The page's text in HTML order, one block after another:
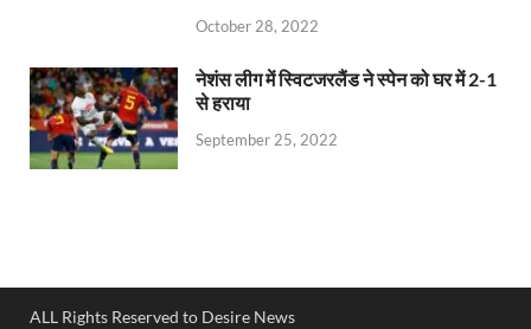
October 28, 2022
नेशंस लीग में स्विटजरलैंड ने स्पेन को घर में 2-1
से हराया
September 25, 2022
ALL Rights Reserved to Desire News